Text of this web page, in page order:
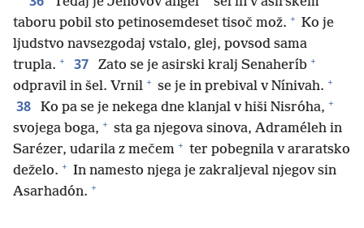
taboru pobil sto petinosemdeset tisoč mož. + Ko je
ljudstvo navsezgodaj vstalo, glej, povsod sama
trupla. + 37 Zato se je asirski kralj Senaheríb +
odpravil in šel. Vrnil + se je in prebival v Nínivah. +
38 Ko pa se je nekega dne klanjal v hiši Nisróha, +
svojega boga, + sta ga njegova sinova, Adraméleh in
Sarézer, udarila z mečem + ter pobegnila v araratsko
deželo. + In namesto njega je zakraljeval njegov sin
Asarhadón. +